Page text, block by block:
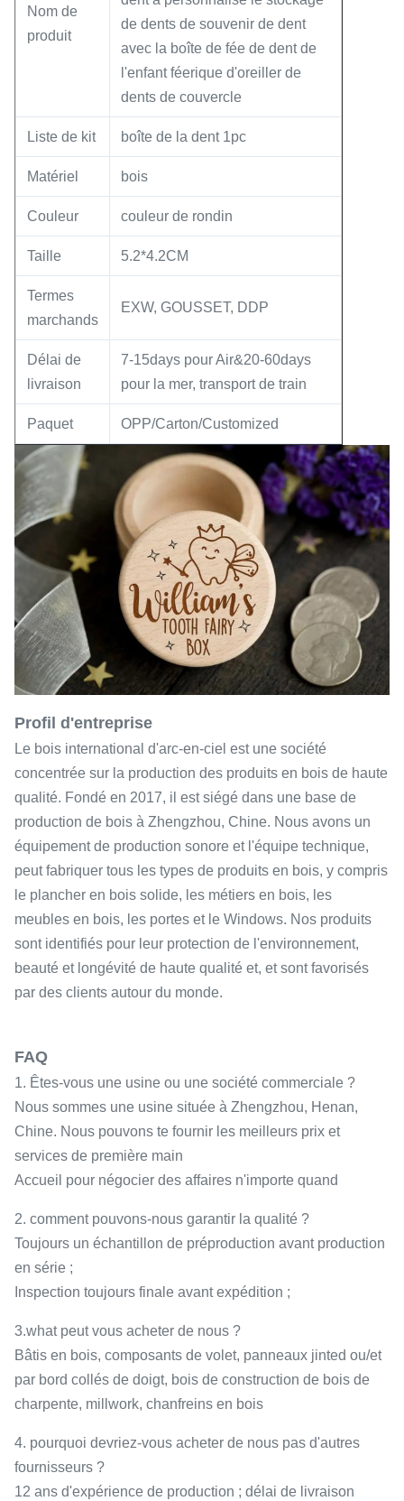
Nom de
produit
de dents de souvenir de dent
avec la boîte de fée de dent de
l'enfant féerique d'oreiller de
dents de couvercle
Liste de kit boîte de la dent 1pc
Matériel bois
Couleur couleur de rondin
Taille 5.2*4.2CM
Termes
marchands
EXW, GOUSSET, DDP
Délai de
livraison
7-15days pour Air&20-60days
pour la mer, transport de train
Paquet OPP/Carton/Customized
Profil d'entreprise
Le bois international d'arc-en-ciel est une société
concentrée sur la production des produits en bois de haute
qualité. Fondé en 2017, il est siégé dans une base de
production de bois à Zhengzhou, Chine. Nous avons un
équipement de production sonore et l'équipe technique,
peut fabriquer tous les types de produits en bois, y compris
le plancher en bois solide, les métiers en bois, les
meubles en bois, les portes et le Windows. Nos produits
sont identifiés pour leur protection de l'environnement,
beauté et longévité de haute qualité et, et sont favorisés
par des clients autour du monde.
FAQ
1. Êtes-vous une usine ou une société commerciale ?
Nous sommes une usine située à Zhengzhou, Henan,
Chine. Nous pouvons te fournir les meilleurs prix et
services de première main
Accueil pour négocier des affaires n'importe quand
2. comment pouvons-nous garantir la qualité ?
Toujours un échantillon de préproduction avant production
en série ;
Inspection toujours finale avant expédition ;
3.what peut vous acheter de nous ?
Bâtis en bois, composants de volet, panneaux jinted ou/et
par bord collés de doigt, bois de construction de bois de
charpente, millwork, chanfreins en bois
4. pourquoi devriez-vous acheter de nous pas d'autres
fournisseurs ?
12 ans d'expérience de production ; délai de livraison